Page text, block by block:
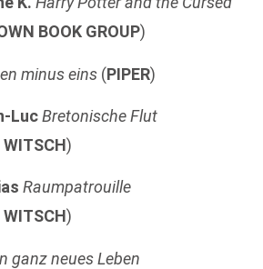
BOOK GROUP)
minus eins (PIPER)
LucBretonische Flut
WITSCH)
Raumpatrouille
WITSCH)
ganz neues Leben